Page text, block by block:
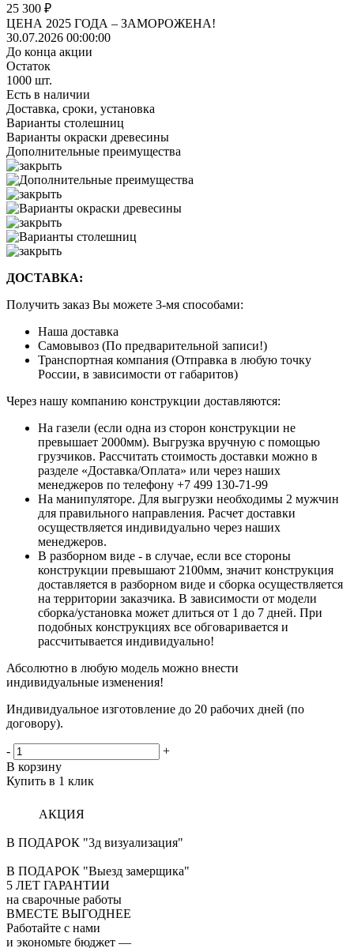
25 300 ₽
ЦЕНА 2025 ГОДА – ЗАМОРОЖЕНА!
30.07.2026 00:00:00
До конца акции
Остаток
1000 шт.
Есть в наличии
Доставка, сроки, установка
Варианты столешниц
Варианты окраски древесины
Дополнительные преимущества
ДОСТАВКА:
Получить заказ Вы можете 3-мя способами:
Наша доставка
Самовывоз (По предварительной записи!)
Транспортная компания (Отправка в любую точку
России, в зависимости от габаритов)
Через нашу компанию конструкции доставляются:
На газели (если одна из сторон конструкции не
превышает 2000мм). Выгрузка вручную с помощью
грузчиков. Рассчитать стоимость доставки можно в
разделе «Доставка/Оплата» или через наших
менеджеров по телефону +7 499 130-71-99
На манипуляторе. Для выгрузки необходимы 2 мужчин
для правильного направления. Расчет доставки
осуществляется индивидуально через наших
менеджеров.
В разборном виде - в случае, если все стороны
конструкции превышают 2100мм, значит конструкция
доставляется в разборном виде и сборка осуществляется
на территории заказчика. В зависимости от модели
сборка/установка может длиться от 1 до 7 дней. При
подобных конструкциях все обговаривается и
рассчитывается индивидуально!
Абсолютно в любую модель можно внести
индивидуальные изменения!
Индивидуальное изготовление до 20 рабочих дней (по
договору).
-
+
В корзину
Купить в 1 клик
АКЦИЯ
В ПОДАРОК "3д визуализация"
В ПОДАРОК "Выезд замерщика"
5 ЛЕТ ГАРАНТИИ
на сварочные работы
ВМЕСТЕ ВЫГОДНЕЕ
Работайте с нами
и экономьте бюджет —